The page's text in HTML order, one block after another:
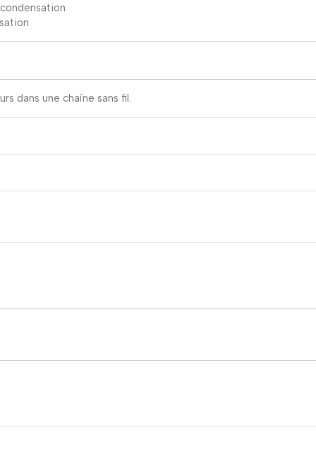
dans une chaîne sans fil.